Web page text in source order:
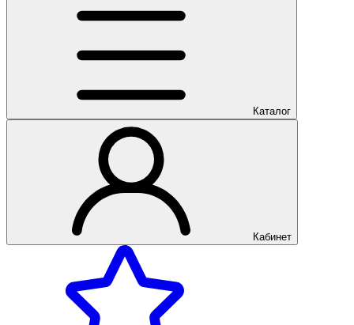
Каталог
Кабинет